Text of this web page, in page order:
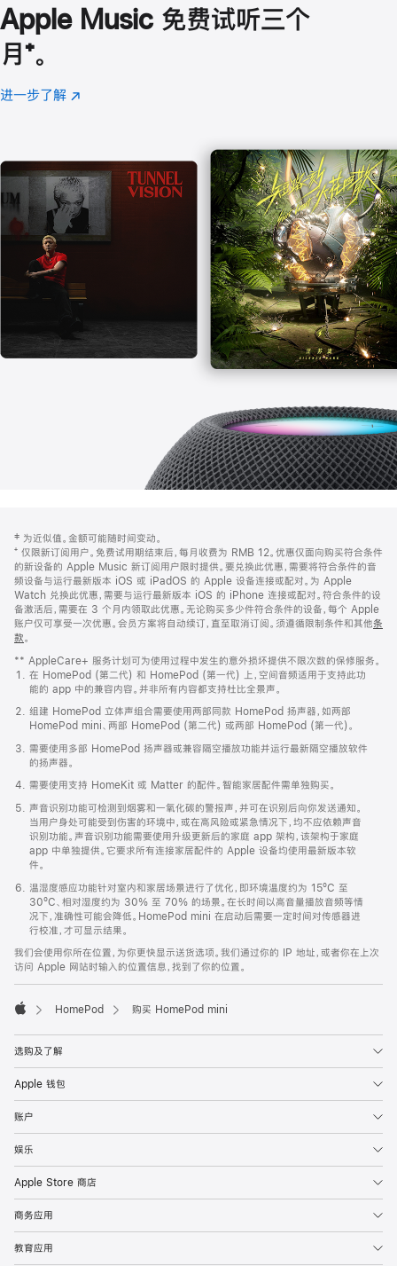
Apple Music 免费试听三个
月 脚
注
⁺。
进一步了解 Apple
(在
口
中
打
开)
页
页
脚
注
‡ 为近似值。金额可能随时间变动。
⁺ 仅限新订阅用户。免费试用期结束后，每月收费为 RMB 12。优惠仅面向购买符合条件
的新设备的 Apple Music 新订阅用户限时提供。要兑换此优惠，需要将符合条件的音
频设备与运行最新版本 iOS 或 iPadOS 的 Apple 设备连接或配对。为 Apple
Watch 兑换此优惠，需要与运行最新版本 iOS 的 iPhone 连接或配对。符合条件的设
备激活后，需要在 3 个月内领取此优惠。无论购买多少件符合条件的设备，每个 Apple
账户仅可享受一次优惠。会员方案将自动续订，直至取消订阅。须遵循限制条件和其他条
款。
窗
口
中
打
开)
** AppleCare+ 服务计划可为使用过程中发生的意外损坏提供不限次数的保修服务。
在 HomePod (第二代) 和 HomePod (第一代) 上，空间音频适用于支持此功
能的 app 中的兼容内容。并非所有内容都支持杜比全景声。
组建 HomePod 立体声组合需要使用两部同款 HomePod 扬声器，如两部
HomePod mini、两部 HomePod (第二代) 或两部 HomePod (第一代)。
需要使用多部 HomePod 扬声器或兼容隔空播放功能并运行最新隔空播放软件
的扬声器。
需要使用支持 HomeKit 或 Matter 的配件。智能家居配件需单独购买。
声音识别功能可检测到烟雾和一氧化碳的警报声，并可在识别后向你发送通知。
当用户身处可能受到伤害的环境中，或在高风险或紧急情况下，均不应依赖声音
识别功能。声音识别功能需要使用升级更新后的家庭 app 架构，该架构于家庭
app 中单独提供。它要求所有连接家居配件的 Apple 设备均使用最新版本软
件。
温湿度感应功能针对室内和家居场景进行了优化，即环境温度约为 15ºC 至
30ºC、相对湿度约为 30% 至 70% 的场景。在长时间以高音量播放音频等情
况下，准确性可能会降低。HomePod mini 在启动后需要一定时间对传感器进
行校准，才可显示结果。
我们会使用你所在位置，为你更快显示送货选项。我们通过你的 IP 地址，或者你在上次
访问 Apple 网站时输入的位置信息，找到了你的位置。
HomePod 购买 HomePod mini
选购及了解
Apple 钱包
账户
娱乐
Apple Store 商店
商务应用
教育应用